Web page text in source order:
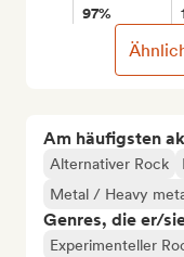
Am häufigsten
Alternativer Rock
Metal / Heavy
Genres, die er/
Experimenteller
97%